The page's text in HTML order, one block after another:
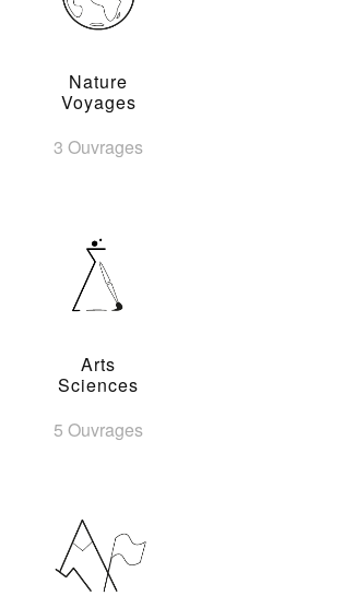
Nature
Voyages
3 Ouvrages
Arts
Sciences
5 Ouvrages